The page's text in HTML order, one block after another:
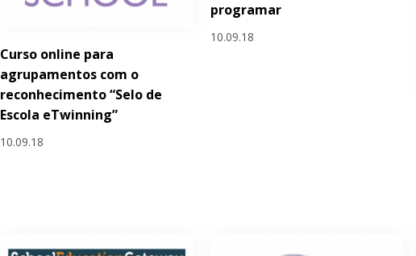
Curso online para
agrupamentos com o
reconhecimento “Selo de
Escola eTwinning”
10.09.18
programar
10.09.18